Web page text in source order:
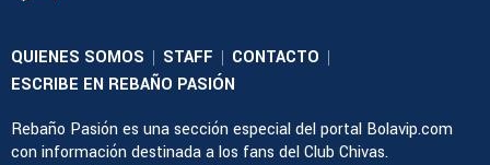
QUIENES SOMOS | STAFF | CONTACTO |
ESCRIBE EN REBAÑO PASIÓN
Rebaño Pasión es una sección especial del portal Bolavip.com
con información destinada a los fans del Club Chivas.